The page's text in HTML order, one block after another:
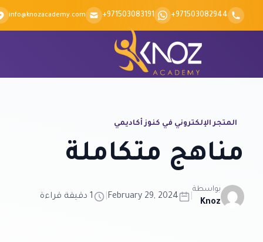
Skip to content
+971503082944
+971503083191
info@knozacademy.com
المتجر الإلكتروني في كنوز أكاديمي
مناهج متكاملة
بواسطة
Knoz
February 29, 2024 1 دقيقة قراءة